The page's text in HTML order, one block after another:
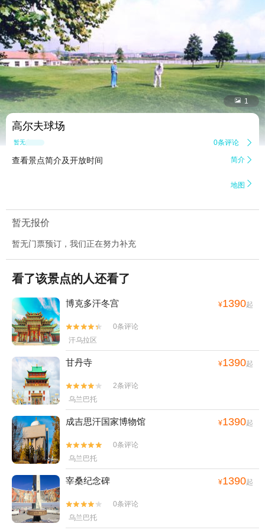
 1
高尔夫球场
暂无点评 0条评论 
查看景点简介及开放时间 简介 
地图 
暂无报价
暂无门票预订，我们正在努力补充
看了该景点的人还看了
博克多汗冬宫 ¥1390起


0条评论
汗乌拉区
甘丹寺 ¥1390起


2条评论
乌兰巴托
成吉思汗国家博物馆 ¥1390起


0条评论
乌兰巴托
宰桑纪念碑 ¥1390起


0条评论
乌兰巴托
